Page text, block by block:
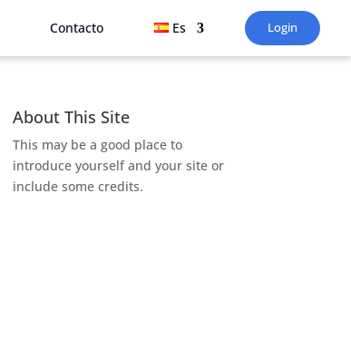
Contacto Es Login
About This Site
This may be a good place to
introduce yourself and your site or
include some credits.